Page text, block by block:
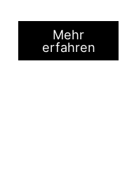
Mehr
erfahren